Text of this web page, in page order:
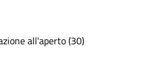
all'aperto (30)